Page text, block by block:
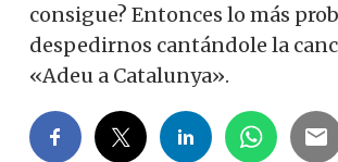
consigue? Entonces lo más
despedirnos cantándole la
«Adeu a Catalunya».